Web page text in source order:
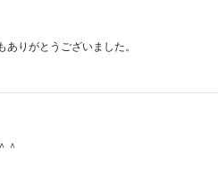
りがとうございました。
＾